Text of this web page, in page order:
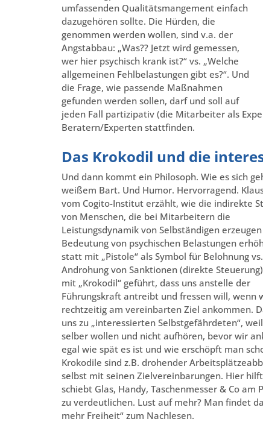
umfassenden Qualitätsmangement einfach
dazugehören sollte. Die Hürden, die
genommen werden wollen, sind v.a. der
Angstabbau: „Was?? Jetzt wird gemessen,
wer hier psychisch krank ist?“ vs. „Welche
allgemeinen Fehlbelastungen gibt es?“. Und
die Frage, wie passende Maßnahmen
gefunden werden sollen, darf und soll auf
jeden Fall partizipativ (die Mitarbeiter als
Beratern/Experten stattfinden.
Das Krokodil und die
Und dann kommt ein Philosoph. Wie es sich
weißem Bart. Und Humor. Hervorragend.
vom Cogito-Institut erzählt, wie die indirekte
von Menschen, die bei Mitarbeitern die
Leistungsdynamik von Selbständigen
Bedeutung von psychischen Belastungen
statt mit „Pistole“ als Symbol für Belohnung vs.
Androhung von Sanktionen (direkte
mit „Krokodil“ geführt, dass uns anstelle der
Führungskraft antreibt und fressen will, wenn
rechtzeitig am vereinbarten Ziel ankommen.
uns zu „interessierten Selbstgefährdeten“,
selber wollen und nicht aufhören, bevor wir
egal wie spät es ist und wie erschöpft man
Krokodile sind z.B. drohender
selbst mit seinen Zielvereinbarungen. Hier
schiebt Glas, Handy, Taschenmesser & Co
zu verdeutlichen. Lust auf mehr? Man findet
mehr Freiheit“ zum Nachlesen.